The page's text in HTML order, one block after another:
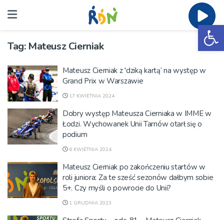
Tag: Mateusz Cierniak
Mateusz Cierniak z 'dziką kartą’ na występ w
Grand Prix w Warszawie
17 KWIETNIA 2024
Dobry występ Mateusza Cierniaka w IMME w
Łodzi. Wychowanek Unii Tarnów otarł się o
podium
6 KWIETNIA 2024
Mateusz Cierniak po zakończeniu startów w
roli juniora: Za te sześć sezonów dałbym sobie
5+. Czy myśli o powrocie do Unii?
1 GRUDNIA 2023